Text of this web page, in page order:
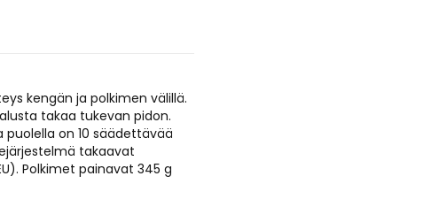
kengän ja polkimen välillä.
takaa tukevan pidon.
puolella on 10 säädettävää
takaavat
Polkimet painavat 345 g